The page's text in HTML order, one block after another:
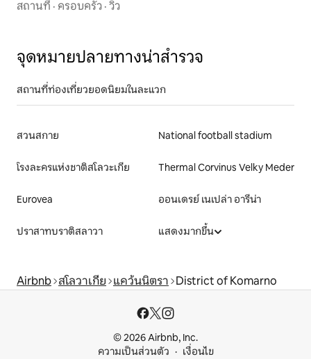
สถานที่ · ครอบครัว · วิว
จุดหมายปลายทางน่าสำรวจ
สถานที่ท่องเที่ยวยอดนิยมในละแวก
สวนสกาย National football stadium
โรงละครแห่งชาติสโลวะเกีย Thermal Corvinus Velky Meder
Eurovea ออนเดรย์ เนเปล่า อารีน่า
ปราสาทบราติสลาวา แสดงมากขึ้น
Airbnb สโลวาเกีย แคว้นนิตรา District of Komarno
© 2026 Airbnb, Inc.
ความเป็นส่วนตัว
เงื่อนไข